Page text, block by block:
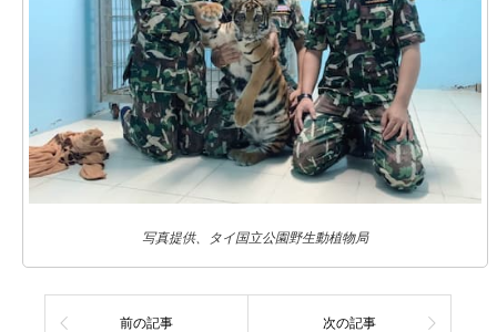
写真提供、タイ国立公園野生動植物局
前の記事 次の記事